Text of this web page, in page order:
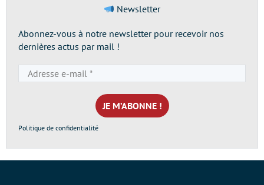
Newsletter
Abonnez-vous à notre newsletter pour recevoir nos
dernières actus par mail !
e-
mail
*
Politique de confidentialité